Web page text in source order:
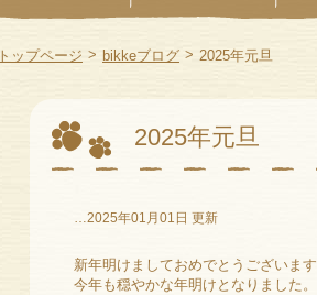
トップページ > bikkeブログ > 2025年元旦
2025年元旦
…2025年01月01日 更新
新年明けましておめでとうございます
今年も穏やかな年明けとなりました。